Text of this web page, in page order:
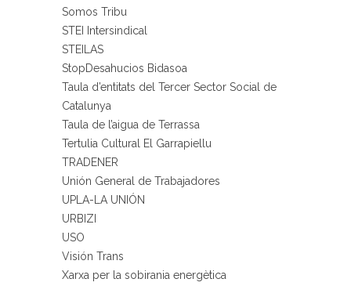
Somos Tribu
STEI Intersindical
STEILAS
StopDesahucios Bidasoa
Taula d’entitats del Tercer Sector Social de
Catalunya
Taula de l’aigua de Terrassa
Tertulia Cultural El Garrapiellu
TRADENER
Unión General de Trabajadores
UPLA-LA UNIÓN
URBIZI
USO
Visión Trans
Xarxa per la sobirania energètica